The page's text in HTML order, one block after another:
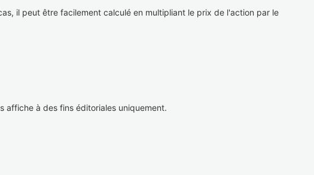
il peut être facilement calculé en multipliant le prix de l'action par le
affiche à des fins éditoriales uniquement.